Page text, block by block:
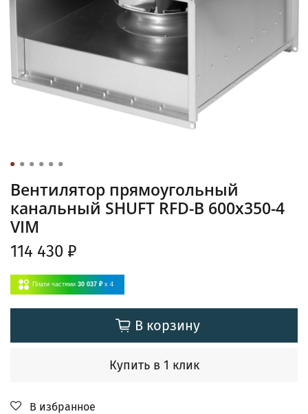
Вентилятор прямоугольный
канальный SHUFT RFD-B 600х350-4
VIM
114 430 ₽
Плати частями 30 037 ₽ x 4
В корзину
Купить в 1 клик
В избранное